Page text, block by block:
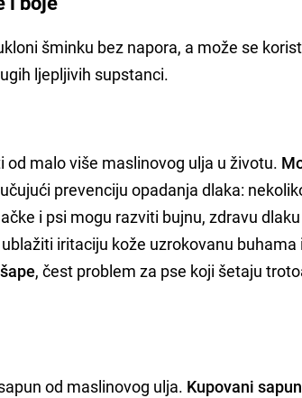
šminku bez napora, a može se
ljepljivih supstanci.
malo više maslinovog ulja u životu.
prevenciju opadanja dlaka:
i psi mogu razviti bujnu, zdravu
iritaciju kože uzrokovanu buhama
, čest problem za pse koji šetaju
od maslinovog ulja. Kupovani